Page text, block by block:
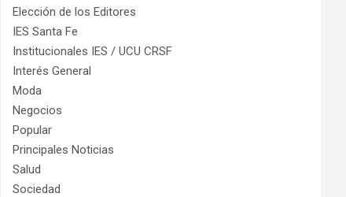
Elección de los Editores
IES Santa Fe
Institucionales IES / UCU CRSF
Interés General
Moda
Negocios
Popular
Principales Noticias
Salud
Sociedad